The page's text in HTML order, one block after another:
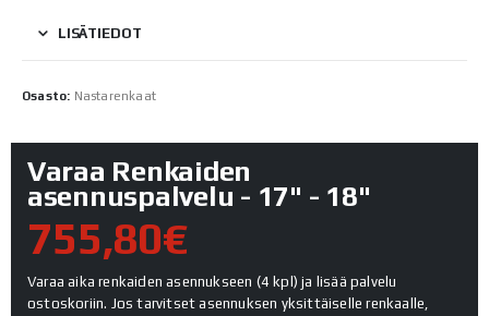
LISÄTIEDOT
Osasto: Nastarenkaat
Varaa Renkaiden
asennuspalvelu - 17" - 18"
755,80€
Varaa aika renkaiden asennukseen (4 kpl) ja lisää palvelu
ostoskoriin. Jos tarvitset asennuksen yksittäiselle renkaalle,